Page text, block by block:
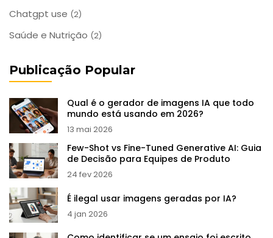
Chatgpt use (2)
Saúde e Nutrição (2)
Publicação Popular
Qual é o gerador de imagens IA que todo
mundo está usando em 2026?
13 mai 2026
Few-Shot vs Fine-Tuned Generative AI: Guia
de Decisão para Equipes de Produto
24 fev 2026
É ilegal usar imagens geradas por IA?
4 jan 2026